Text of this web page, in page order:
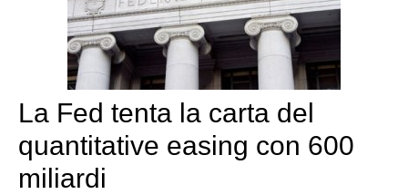
La Fed tenta la carta del
quantitative easing con 600
miliardi